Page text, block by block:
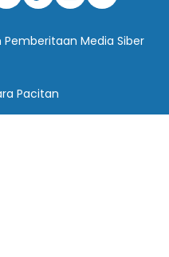
Pemberitaan Media Siber
Pacitan